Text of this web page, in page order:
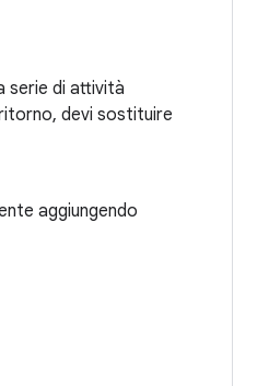
serie di attività
devi sostituire
aggiungendo